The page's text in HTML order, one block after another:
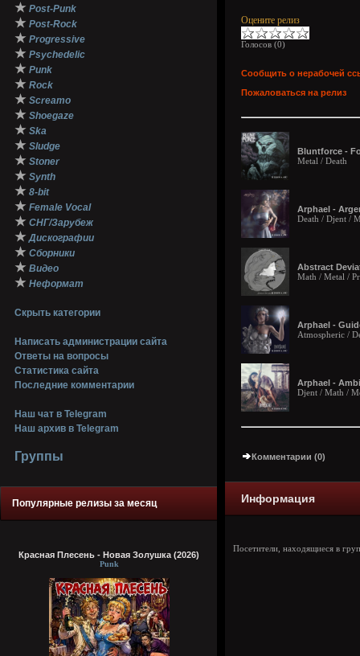
★ Post-Punk
★ Post-Rock
★ Progressive
★ Psychedelic
★ Punk
★ Rock
★ Screamo
★ Shoegaze
★ Ska
★ Sludge
★ Stoner
★ Synth
★ 8-bit
★ Female Vocal
★ СНГ/Зарубеж
★ Дискографии
★ Сборники
★ Видео
★ Неформат
Скрыть категории
Написать администрации сайта
Ответы на вопросы
Статистика сайта
Последние комментарии
Наш чат в Telegram
Наш архив в Telegram
Группы
Популярные релизы за месяц
Красная Плесень - Новая Золушка (2026)
Punk
Оцените релиз
Голосов (0)
Сообщить о нерабочей
Пожаловаться на релиз
Bluntforce -
Metal / Death
Arphael -
Death / Djent /
Abstract
Math / Metal /
Arphael -
Atmospheric /
Arphael -
Djent / Math /
Комментарии (0)
Информация
Посетители, находящиеся в